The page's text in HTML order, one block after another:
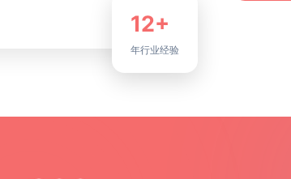
12+
年行业经验